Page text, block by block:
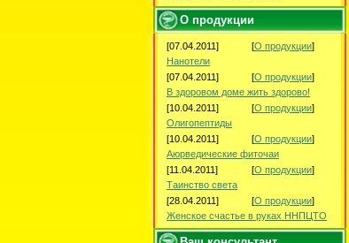
О продукции
[07.04.2011] [О продукции]
Нанотели
[07.04.2011]
[О продукции]
В здоровом доме жить здорово!
[10.04.2011]
[О продукции]
Олигопептиды
[10.04.2011]
[О продукции]
Аюрведические фиточаи
[11.04.2011]
[О продукции]
Таинство света
[28.04.2011]
[О продукции]
Женское счастье в руках ННПЦТО